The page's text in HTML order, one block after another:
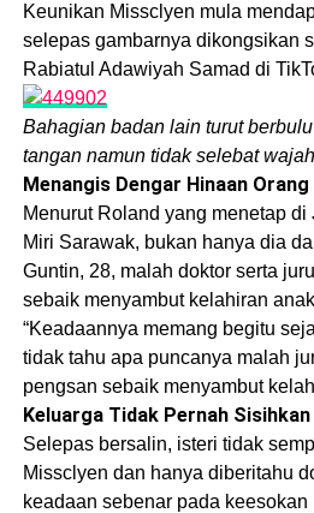
Keunikan Missclyen mula
selepas gambarnya dikongsikan
Rabiatul Adawiyah Samad di
Bahagian badan lain turut
tangan namun tidak selebat
Menangis Dengar Hinaan Orang
Menurut Roland yang menetap
Miri Sarawak, bukan hanya dia
Guntin, 28, malah doktor serta
sebaik menyambut kelahiran
“Keadaannya memang begitu
tidak tahu apa puncanya malah
pengsan sebaik menyambut
Keluarga Tidak Pernah
Selepas bersalin, isteri tidak
Missclyen dan hanya diberitahu
keadaan sebenar pada keesokan